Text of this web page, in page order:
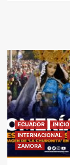
ECUADOR
INICIO
INTERNACIONAL
ZAMORA